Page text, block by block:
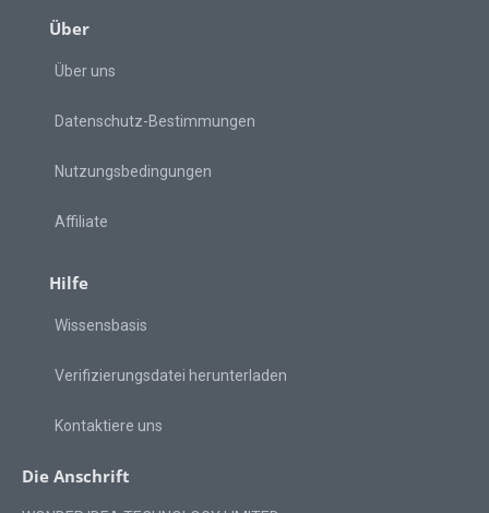
Über
Über uns
Datenschutz-Bestimmungen
Nutzungsbedingungen
Affiliate
Hilfe
Wissensbasis
Verifizierungsdatei herunterladen
Kontaktiere uns
Die Anschrift